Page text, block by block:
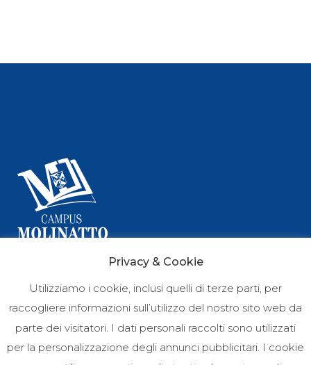
Privacy & Cookie
Utilizziamo i cookie, inclusi quelli di terze parti, per
raccogliere informazioni sull’utilizzo del nostro sito web da
parte dei visitatori. I dati personali raccolti sono utilizzati
per la personalizzazione degli annunci pubblicitari. I cookie